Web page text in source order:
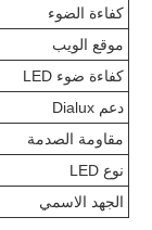
كفاءة الضوء
موقع الويب
كفاءة ضوء LED
دعم Dialux
مقاومة الصدمة
نوع LED
الجهد الاسمي